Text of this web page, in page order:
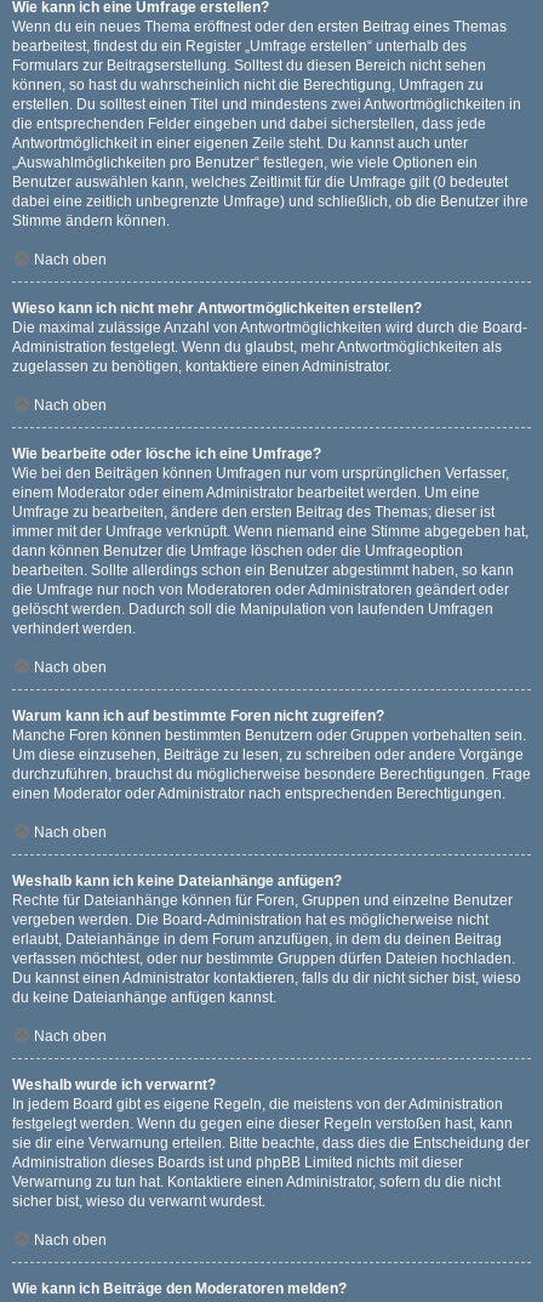
Wie kann ich eine Umfrage erstellen?
Wenn du ein neues Thema eröffnest oder den ersten Beitrag eines Themas
bearbeitest, findest du ein Register „Umfrage erstellen“ unterhalb des
Formulars zur Beitragserstellung. Solltest du diesen Bereich nicht sehen
können, so hast du wahrscheinlich nicht die Berechtigung, Umfragen zu
erstellen. Du solltest einen Titel und mindestens zwei Antwortmöglichkeiten in
die entsprechenden Felder eingeben und dabei sicherstellen, dass jede
Antwortmöglichkeit in einer eigenen Zeile steht. Du kannst auch unter
„Auswahlmöglichkeiten pro Benutzer“ festlegen, wie viele Optionen ein
Benutzer auswählen kann, welches Zeitlimit für die Umfrage gilt (0 bedeutet
dabei eine zeitlich unbegrenzte Umfrage) und schließlich, ob die Benutzer ihre
Stimme ändern können.
Nach oben
Wieso kann ich nicht mehr Antwortmöglichkeiten erstellen?
Die maximal zulässige Anzahl von Antwortmöglichkeiten wird durch die Board-
Administration festgelegt. Wenn du glaubst, mehr Antwortmöglichkeiten als
zugelassen zu benötigen, kontaktiere einen Administrator.
Nach oben
Wie bearbeite oder lösche ich eine Umfrage?
Wie bei den Beiträgen können Umfragen nur vom ursprünglichen Verfasser,
einem Moderator oder einem Administrator bearbeitet werden. Um eine
Umfrage zu bearbeiten, ändere den ersten Beitrag des Themas; dieser ist
immer mit der Umfrage verknüpft. Wenn niemand eine Stimme abgegeben hat,
dann können Benutzer die Umfrage löschen oder die Umfrageoption
bearbeiten. Sollte allerdings schon ein Benutzer abgestimmt haben, so kann
die Umfrage nur noch von Moderatoren oder Administratoren geändert oder
gelöscht werden. Dadurch soll die Manipulation von laufenden Umfragen
verhindert werden.
Nach oben
Warum kann ich auf bestimmte Foren nicht zugreifen?
Manche Foren können bestimmten Benutzern oder Gruppen vorbehalten sein.
Um diese einzusehen, Beiträge zu lesen, zu schreiben oder andere Vorgänge
durchzuführen, brauchst du möglicherweise besondere Berechtigungen. Frage
einen Moderator oder Administrator nach entsprechenden Berechtigungen.
Nach oben
Weshalb kann ich keine Dateianhänge anfügen?
Rechte für Dateianhänge können für Foren, Gruppen und einzelne Benutzer
vergeben werden. Die Board-Administration hat es möglicherweise nicht
erlaubt, Dateianhänge in dem Forum anzufügen, in dem du deinen Beitrag
verfassen möchtest, oder nur bestimmte Gruppen dürfen Dateien hochladen.
Du kannst einen Administrator kontaktieren, falls du dir nicht sicher bist, wieso
du keine Dateianhänge anfügen kannst.
Nach oben
Weshalb wurde ich verwarnt?
In jedem Board gibt es eigene Regeln, die meistens von der Administration
festgelegt werden. Wenn du gegen eine dieser Regeln verstoßen hast, kann
sie dir eine Verwarnung erteilen. Bitte beachte, dass dies die Entscheidung der
Administration dieses Boards ist und phpBB Limited nichts mit dieser
Verwarnung zu tun hat. Kontaktiere einen Administrator, sofern du die nicht
sicher bist, wieso du verwarnt wurdest.
Nach oben
Wie kann ich Beiträge den Moderatoren melden?